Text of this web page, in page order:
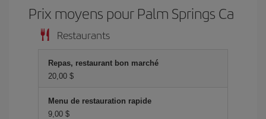
Prix ​​moyens pour Palm Springs Ca
Restaurants
Repas, restaurant bon marché
20,00 $
Menu de restauration rapide
9,00 $